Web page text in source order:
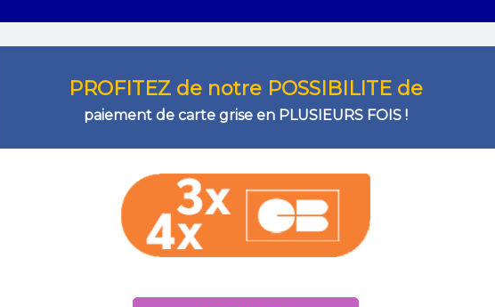
PROFITEZ de notre POSSIBILITE de
paiement de carte grise en PLUSIEURS FOIS !